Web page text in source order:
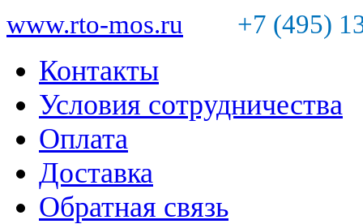
www.rto-mos.ru +7 (495)
Контакты
Условия сотрудничества
Оплата
Доставка
Обратная связь